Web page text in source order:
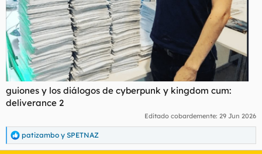
guiones y los diálogos de cyberpunk y kingdom cum:
deliverance 2
Editado cobardemente: 29 Jun 2026
R
e
patizambo y SPETNAZ